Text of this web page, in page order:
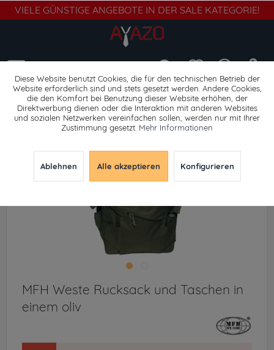
VIELE GÜNSTIGE ANGEBOTE IN DER SALE KATEGORIE!
Trekkingrucksäcke
MFH Weste Rucksack und Taschen in
einem oliv
Diese Website benutzt Cookies, die für den technischen Betrieb der
Website erforderlich sind und stets gesetzt werden. Andere Cookies,
die den Komfort bei Benutzung dieser Website erhöhen, der
Direktwerbung dienen oder die Interaktion mit anderen Websites
und sozialen Netzwerken vereinfachen sollen, werden nur mit Ihrer
Zustimmung gesetzt. Mehr Informationen
Ablehnen Alle akzeptieren Konfigurieren